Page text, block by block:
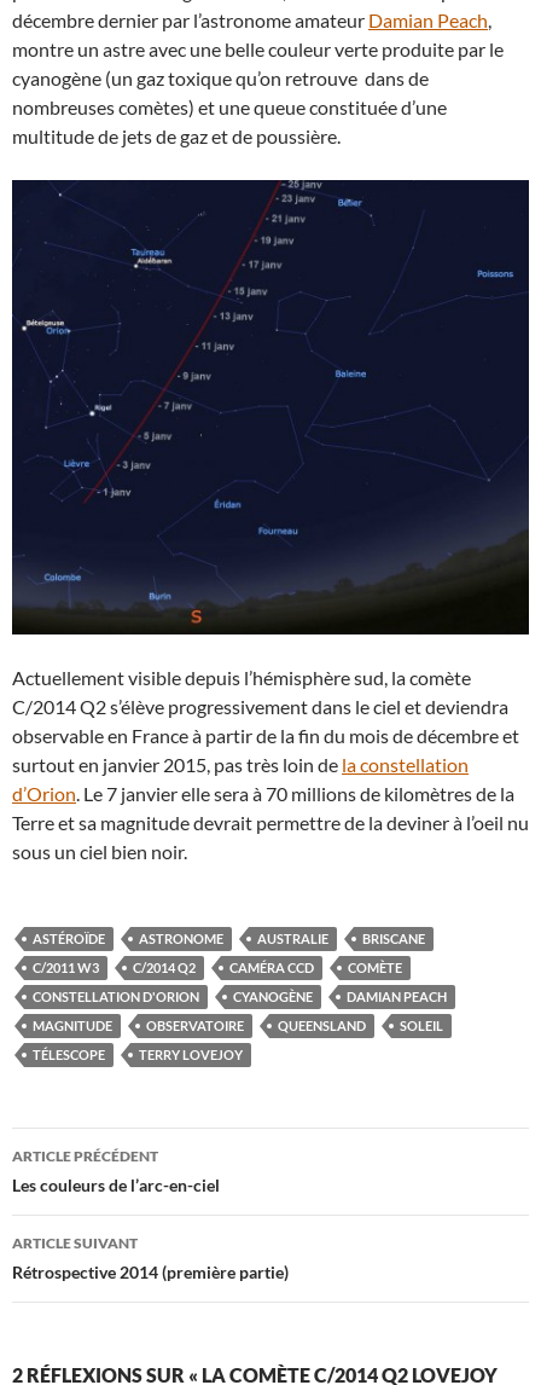
décembre dernier par l’astronome amateur Damian Peach,
montre un astre avec une belle couleur verte produite par le
cyanogène (un gaz toxique qu’on retrouve dans de
nombreuses comètes) et une queue constituée d’une
multitude de jets de gaz et de poussière.
Actuellement visible depuis l’hémisphère sud, la comète
C/2014 Q2 s’élève progressivement dans le ciel et deviendra
observable en France à partir de la fin du mois de décembre et
surtout en janvier 2015, pas très loin de la constellation
d’Orion . Le 7 janvier elle sera à 70 millions de kilomètres de la
Terre et sa magnitude devrait permettre de la deviner à l’oeil nu
sous un ciel bien noir.
ASTÉROÏDE ASTRONOME AUSTRALIE
BRISCANE
C/2011 W3
C/2014 Q2 CAMÉRA CCD
COMÈTE
CONSTELLATION D'ORION
CYANOGÈNE
DAMIAN PEACH
MAGNITUDE
OBSERVATOIRE QUEENSLAND
SOLEIL
TÉLESCOPE
TERRY LOVEJOY
Navigation
des
articles
ARTICLE PRÉCÉDENT
Les couleurs de l’arc-en-ciel
ARTICLE SUIVANT
Rétrospective 2014 (première partie)
2 RÉFLEXIONS SUR « LA COMÈTE C/2014 Q2 LOVEJOY